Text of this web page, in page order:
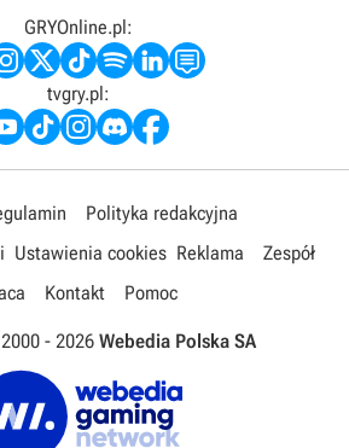
GRYOnline.pl:
tvgry.pl:
Polityka redakcyjna
Ustawienia cookies Reklama
Zespół
Kontakt Pomoc
- 2026 Webedia Polska SA